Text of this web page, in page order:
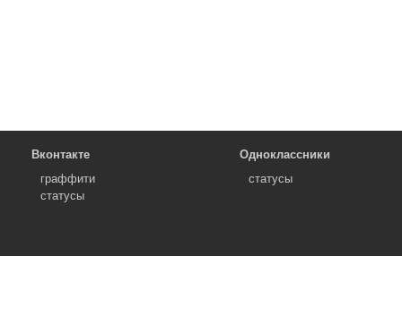
Вконтакте
граффити
статусы
Одноклассники
статусы